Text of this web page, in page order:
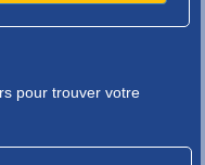
pour trouver votre